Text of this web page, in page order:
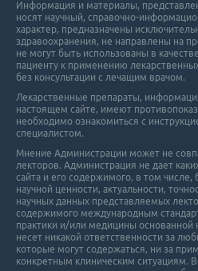
Информация и материалы,
носят научный, справочно-
характер, предназначены
здравоохранения, не направлены на
не могут быть использованы в
пациенту к применению
без консультации с лечащим врачом.
Лекарственные препараты,
настоящем сайте, имеют
необходимо ознакомиться с
специалистом.
Мнение Администрации может не
лекторов. Администрация не дает
cайта и его cодержимого, в том числе,
научной ценности, актуальности,
научных данных представляемых
содержимого международным
практики и/или медицины основанной
несет никакой ответственности за
которые могут содержаться, ни за
конкретным клиническим ситуациям.